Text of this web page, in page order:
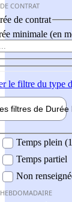
CONTRAT
de contrat
minimale (en
le filtre du type
filtres de Durée
Temps plein
Temps partiel
Non